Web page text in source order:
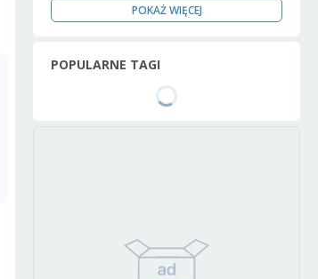
POKAŻ WIĘCEJ
POPULARNE TAGI